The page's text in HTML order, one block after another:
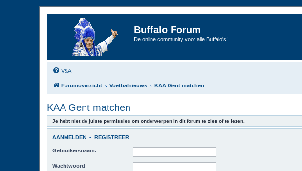
Buffalo Forum
De online community voor alle Buffalo's!
V&A
Forumoverzicht Voetbalnieuws KAA Gent matchen
KAA Gent matchen
Je hebt niet de juiste permissies om onderwerpen in dit forum te zien of te lezen.
AANMELDEN • REGISTREER
Gebruikersnaam:
Wachtwoord: